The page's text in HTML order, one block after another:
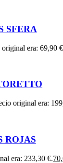
SFERA
era: 69,90
original era:
ROJAS
era: 233,30 €.